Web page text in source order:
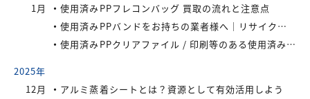
1月
使用済みPPフレコンバッグ 買取の流れと注意点
使用済みPPバンドをお持ちの業者様へ｜リサイクル・買取対応中
使用済みPPクリアファイル / 印刷等のある使用済みPPクリアファイルの再資源化とリサイクル方法
2025年
12月
アルミ蒸着シートとは？資源として有効活用しよう